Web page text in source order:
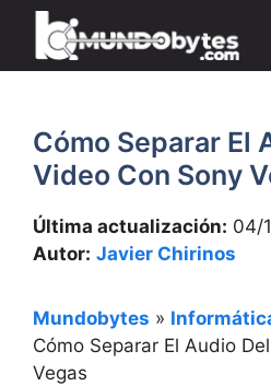
Saltar
contenido
Cómo Separar El
Video Con Sony
Última actualización: 04/
Autor: Javier Chirinos
Mundobytes »
Cómo Separar El Audio
Vegas